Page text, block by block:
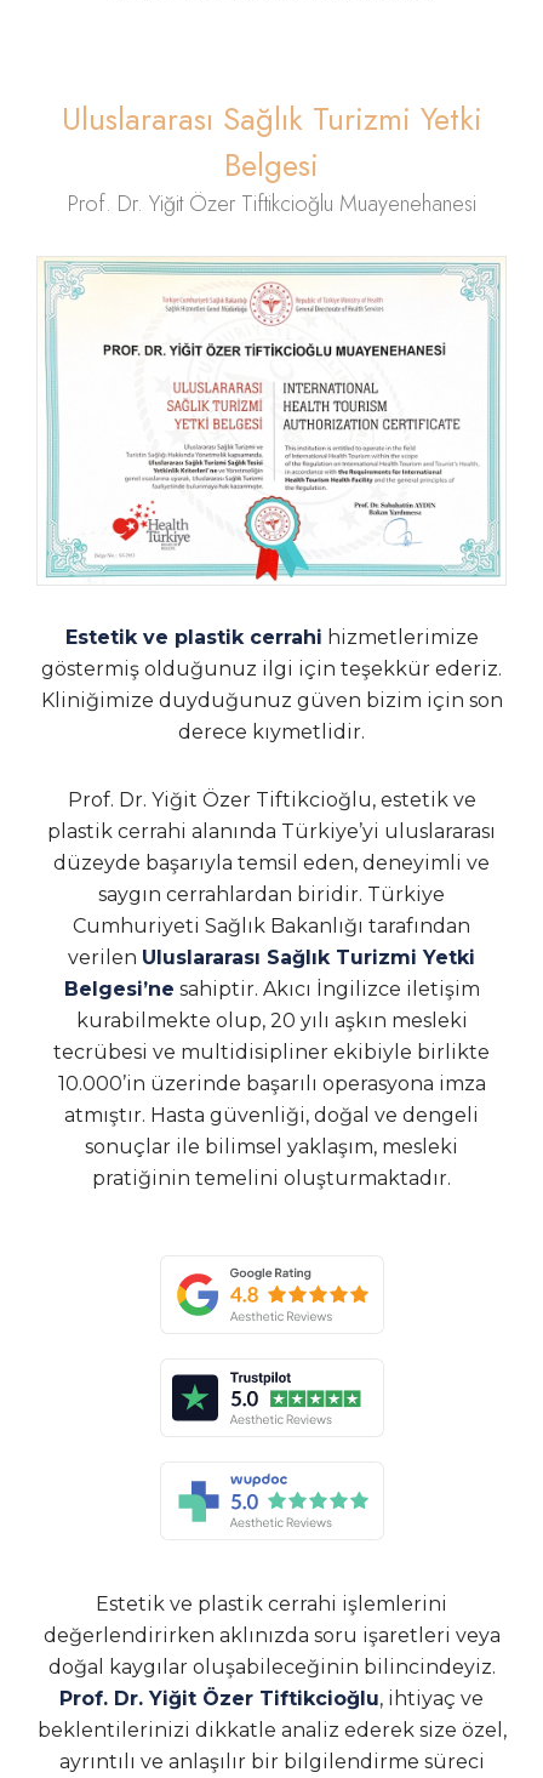
Uluslararası Sağlık Turizmi Yetki
Belgesi
Prof. Dr. Yiğit Özer Tiftikcioğlu Muayenehanesi
Estetik ve plastik cerrahi hizmetlerimize
göstermiş olduğunuz ilgi için teşekkür ederiz.
Kliniğimize duyduğunuz güven bizim için son
derece kıymetlidir.
Prof. Dr. Yiğit Özer Tiftikcioğlu, estetik ve
plastik cerrahi alanında Türkiye’yi uluslararası
düzeyde başarıyla temsil eden, deneyimli ve
saygın cerrahlardan biridir. Türkiye
Cumhuriyeti Sağlık Bakanlığı tarafından
verilen Uluslararası Sağlık Turizmi Yetki
Belgesi’ne sahiptir. Akıcı İngilizce iletişim
kurabilmekte olup, 20 yılı aşkın mesleki
tecrübesi ve multidisipliner ekibiyle birlikte
10.000’in üzerinde başarılı operasyona imza
atmıştır. Hasta güvenliği, doğal ve dengeli
sonuçlar ile bilimsel yaklaşım, mesleki
pratiğinin temelini oluşturmaktadır.
Estetik ve plastik cerrahi işlemlerini
değerlendirirken aklınızda soru işaretleri veya
doğal kaygılar oluşabileceğinin bilincindeyiz.
Prof. Dr. Yiğit Özer Tiftikcioğlu, ihtiyaç ve
beklentilerinizi dikkatle analiz ederek size özel,
ayrıntılı ve anlaşılır bir bilgilendirme süreci